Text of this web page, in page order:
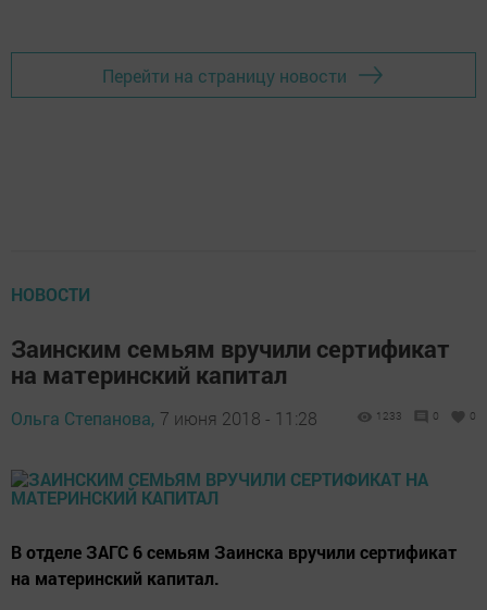
Перейти на страницу новости
НОВОСТИ
Заинским семьям вручили сертификат
на материнский капитал
Ольга Степанова, 7 июня 2018 - 11:28 1233 0 0
В отделе ЗАГС 6 семьям Заинска вручили сертификат
на материнский капитал.